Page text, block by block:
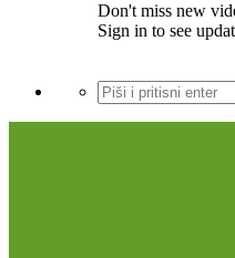
Don't miss new
Sign in to see